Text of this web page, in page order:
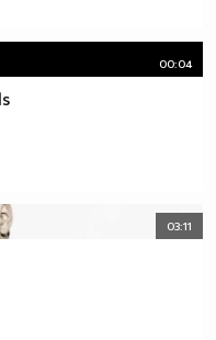
00:04
03:11